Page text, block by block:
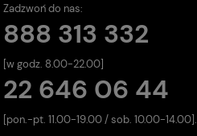
Zadzwoń do nas:
888 313 332
[w godz. 8.00-22.00]
22 646 06 44
[pon.-pt. 11.00-19.00 / sob. 10.00-14.00].